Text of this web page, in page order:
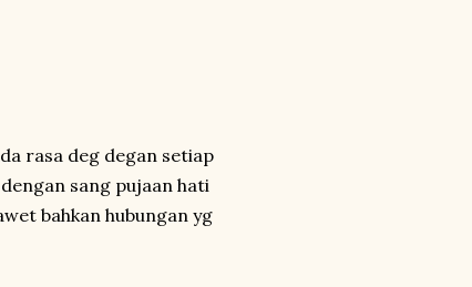
rasa deg degan setiap
sang pujaan hati
bahkan hubungan yg